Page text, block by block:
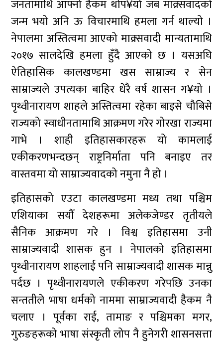
जनतामाथि आफ्नो हैकम थोप¥यो जब माक्र्सवादको
जन्म भयो अनि ऊ विचारमाथि हमला गर्न थाल्यो ।
नेपालमा अस्तित्वमा आएको माक्र्सवादी मान्यतामाथि
२०१७ सालदेखि हमला हुँदै आएको छ । यसअघि
ऐतिहासिक कालखण्डमा खस साम्राज्य र सेन
साम्राज्यले उपत्यका बाहिर धेरै वर्ष शासन ग¥यो ।
पृथ्वीनारायण शाहले अस्तित्वमा रहेका बाइसे चौबिसे
राज्यको स्वाधीनतामाथि आक्रमण गरेर गोरखा राज्यमा
गाभे । शाही इतिहासकारहरू यो कामलाई
एकीकरणभन्दछन् राष्ट्रनिर्माता पनि बनाइए तर
वास्तवमा यो साम्राज्यवादको नमुना नै हो ।
इतिहासको एउटा कालखण्डमा मध्य तथा पश्चिम
एशियाका सयौँ देशहरूमा अलेकजेण्डर तृतीयले
सैनिक आक्रमण गरे । विश्व इतिहासमा उनी
साम्राज्यवादी शासक हुन । नेपालको इतिहासमा
पृथ्वीनारायण शाहलाई पनि साम्राज्यवादी शासक मान्नु
पर्दछ । पृथ्वीनारायणले एकीकरण गरेपछि उनका
सन्ततीले भाषा धर्मको नाममा साम्राज्यवादी हैकम नै
चलाए । पूर्वका राई, तामाङ र पश्चिमका मगर,
गुरुङहरूको भाषा संस्कृती लोप नै हुनेगरी शासनसत्ता